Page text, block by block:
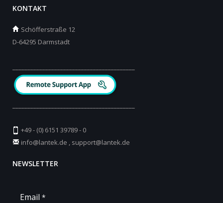
KONTAKT
Schöfferstraße 12
D-64295 Darmstadt
+49 - (0) 6151 39789 - 0
info@lantek.de
support@lantek.de
NEWSLETTER